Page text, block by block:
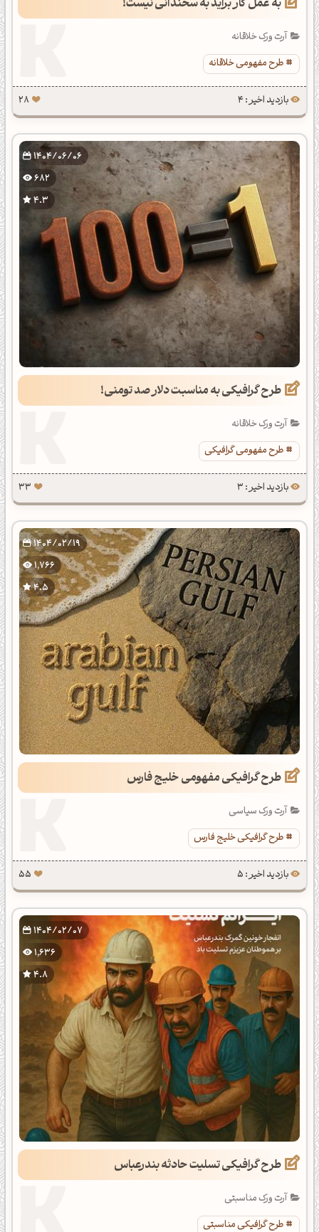
به عمل کار براید به سخندانی نیست!
آرت ورک خلاقانه
طرح مفهومی خلاقانه
بازدید اخیر : 4 28
1404/06/06
682
4.3
طرح گرافیکی به مناسبت دلار صد تومنی!
آرت ورک خلاقانه
طرح مفهومی گرافیکی
بازدید اخیر : 3 33
1404/02/19
1,766
4.5
طرح گرافیکی مفهومی خلیج فارس
آرت ورک سیاسی
طرح گرافیکی خلیج فارس
بازدید اخیر : 5 55
1404/02/07
1,636
4.8
طرح گرافیکی تسلیت حادثه بندرعباس
آرت ورک مناسبتی
طرح گرافیکی مناسبتی